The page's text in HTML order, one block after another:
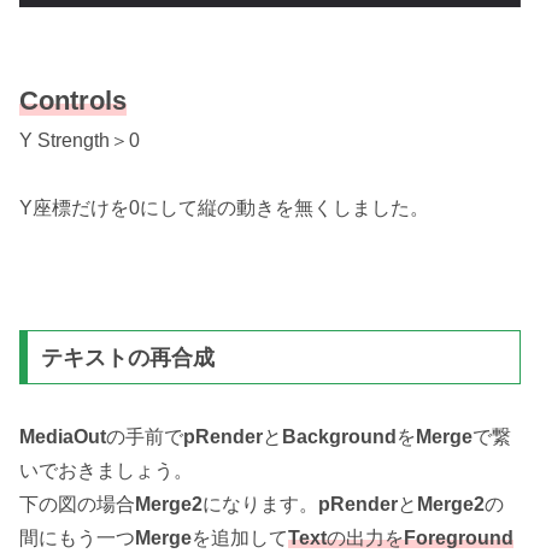
Controls
Y Strength＞0
Y座標だけを0にして縦の動きを無くしました。
テキストの再合成
MediaOutの手前でpRenderと Background を Mergeで繋
いでおきましょう。
下の図の場合 Merge2になります。 pRenderと Merge2の
間にもう一つ Mergeを追加してTextの出力をForeground